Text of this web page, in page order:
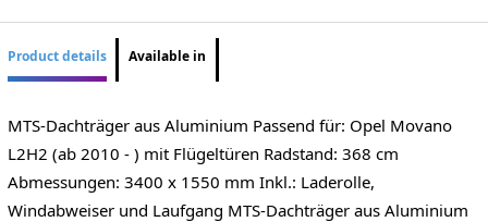
Product details Available in
MTS-Dachträger aus Aluminium Passend für: Opel Movano
L2H2 (ab 2010 - ) mit Flügeltüren Radstand: 368 cm
Abmessungen: 3400 x 1550 mm Inkl.: Laderolle,
Windabweiser und Laufgang MTS-Dachträger aus Aluminium